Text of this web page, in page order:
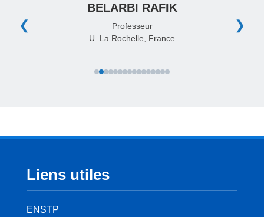
❮
BELARBI RAFIK
Professeur
U. La Rochelle, France
❯
Liens utiles
ENSTP